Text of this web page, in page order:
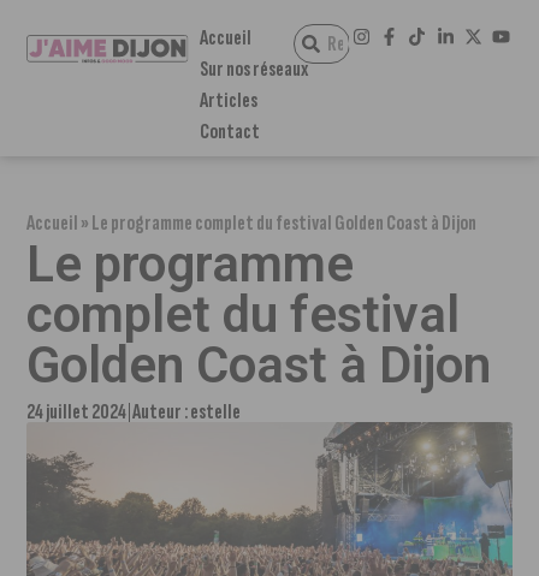
Accueil
Sur nos réseaux
Articles
Contact
Accueil»Le programme complet du festival Golden Coast à Dijon
Le programme
complet du festival
Golden Coast à Dijon
24 juillet 2024 Auteur :estelle